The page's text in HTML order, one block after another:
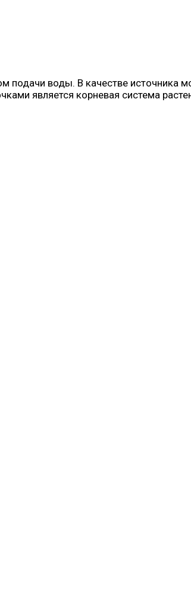
подачи воды. В качестве источника
является корневая система